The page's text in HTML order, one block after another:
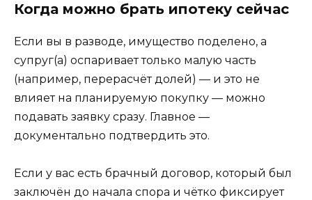
Когда можно брать ипотеку сейчас
Если вы в разводе, имущество поделено, а
супруг(а) оспаривает только малую часть
(например, перерасчёт долей) — и это не
влияет на планируемую покупку — можно
подавать заявку сразу. Главное —
документально подтвердить это.
Если у вас есть брачный договор, который был
заключён до начала спора и чётко фиксирует